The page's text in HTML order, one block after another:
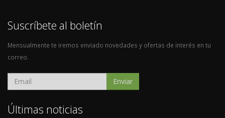
Suscríbete al boletín
Mensualmente te iremos enviado novedades y ofertas de interés en tu
correo.
Enviar
Últimas noticias